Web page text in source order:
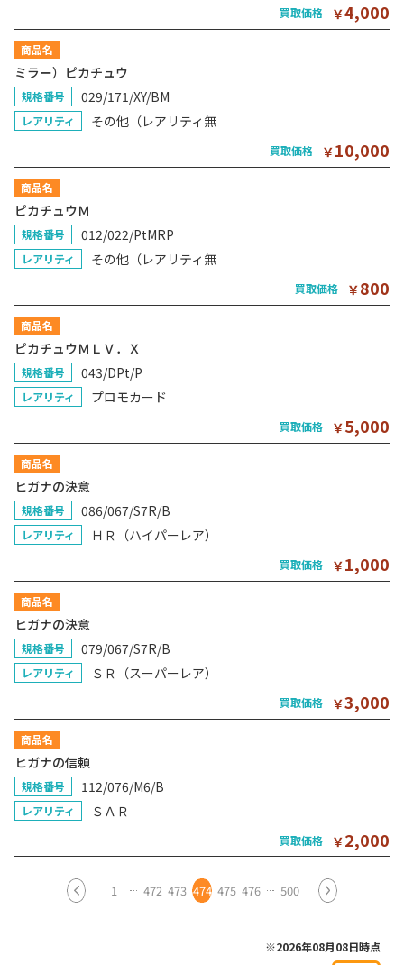
買取価格 ￥4,000
商品名
ミラー）ピカチュウ
規格番号 029/171/XY/BM
レアリティ その他（レアリティ無
買取価格 ￥10,000
商品名
ピカチュウＭ
規格番号 012/022/PtMRP
レアリティ その他（レアリティ無
買取価格 ￥800
商品名
ピカチュウＭＬＶ．Ｘ
規格番号 043/DPt/P
レアリティ プロモカード
買取価格 ￥5,000
商品名
ヒガナの決意
規格番号 086/067/S7R/B
レアリティ ＨＲ（ハイパーレア）
買取価格 ￥1,000
商品名
ヒガナの決意
規格番号 079/067/S7R/B
レアリティ ＳＲ（スーパーレア）
買取価格 ￥3,000
商品名
ヒガナの信頼
規格番号 112/076/M6/B
レアリティ ＳＡＲ
買取価格 ￥2,000
1 472 473 474 475 476 500
※2026年08月08日時点